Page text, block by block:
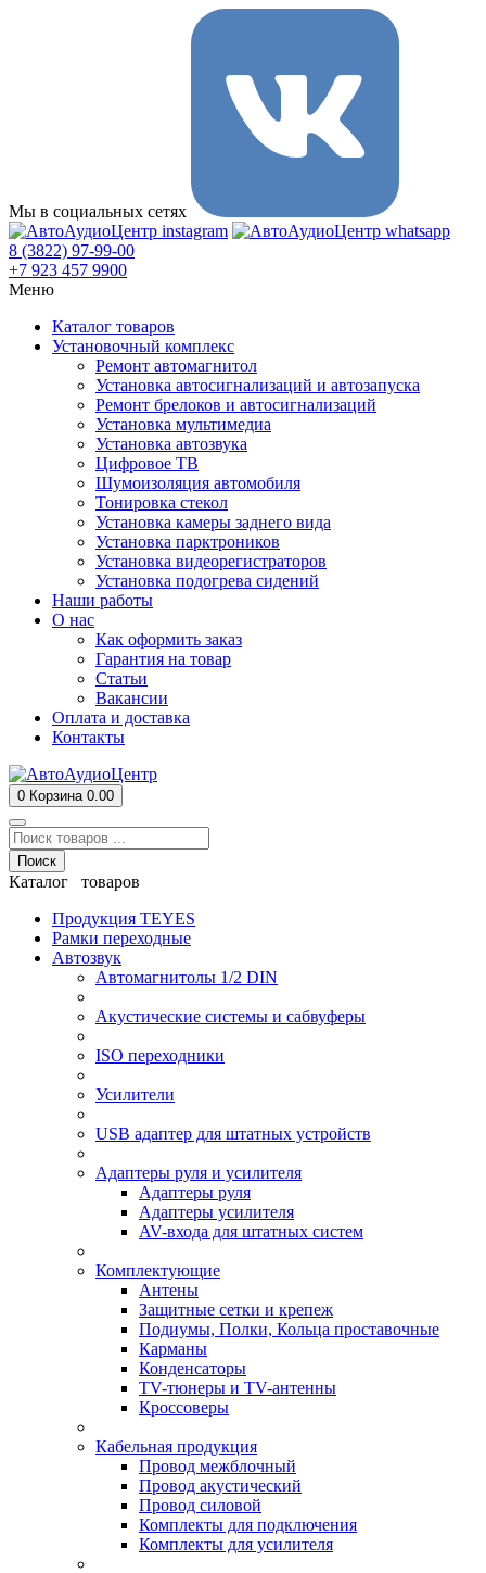
Мы в социальных сетях
8 (3822) 97-99-00
+7 923 457 9900
Меню
Каталог товаров
Установочный комплекс
Ремонт автомагнитол
Установка автосигнализаций и автозапуска
Ремонт брелоков и автосигнализаций
Установка мультимедиа
Установка автозвука
Цифровое ТВ
Шумоизоляция автомобиля
Тонировка стекол
Установка камеры заднего вида
Установка парктроников
Установка видеорегистраторов
Установка подогрева сидений
Наши работы
О нас
Как оформить заказ
Гарантия на товар
Статьи
Вакансии
Оплата и доставка
Контакты
0 Корзина 0.00
Поиск
Каталог товаров
Продукция TEYES
Рамки переходные
Автозвук
Автомагнитолы 1/2 DIN
Акустические системы и сабвуферы
ISO переходники
Усилители
USB адаптер для штатных устройств
Адаптеры руля и усилителя
Адаптеры руля
Адаптеры усилителя
AV-входа для штатных систем
Комплектующие
Антены
Защитные сетки и крепеж
Подиумы, Полки, Кольца проставочные
Карманы
Конденсаторы
TV-тюнеры и TV-антенны
Кроссоверы
Кабельная продукция
Провод межблочный
Провод акустический
Провод силовой
Комплекты для подключения
Комплекты для усилителя